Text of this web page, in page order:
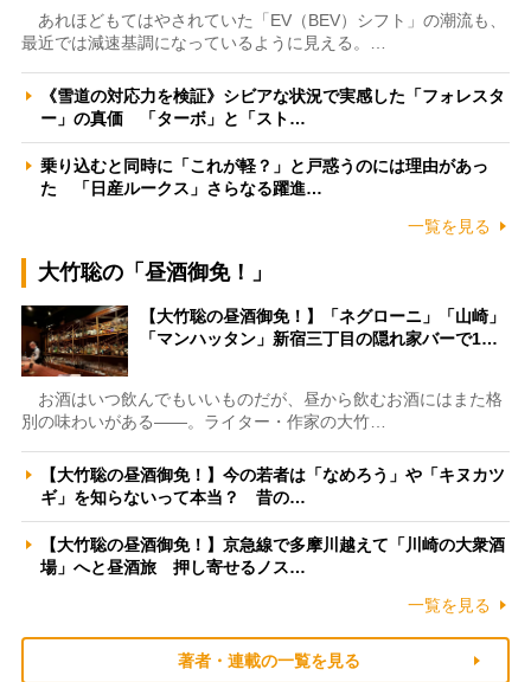
あれほどもてはやされていた「EV（BEV）シフト」の潮流も、
最近では減速基調になっているように見える。…
《雪道の対応力を検証》シビアな状況で実感した「フォレスタ
ー」の真価 「ターボ」と「スト…
乗り込むと同時に「これが軽？」と戸惑うのには理由があっ
た 「日産ルークス」さらなる躍進…
一覧を見る
大竹聡の「昼酒御免！」
【大竹聡の昼酒御免！】「ネグローニ」「山崎」
「マンハッタン」新宿三丁目の隠れ家バーで1…
お酒はいつ飲んでもいいものだが、昼から飲むお酒にはまた格
別の味わいがある――。ライター・作家の大竹…
【大竹聡の昼酒御免！】今の若者は「なめろう」や「キヌカツ
ギ」を知らないって本当？ 昔の…
【大竹聡の昼酒御免！】京急線で多摩川越えて「川崎の大衆酒
場」へと昼酒旅 押し寄せるノス…
一覧を見る
著者・連載の一覧を見る